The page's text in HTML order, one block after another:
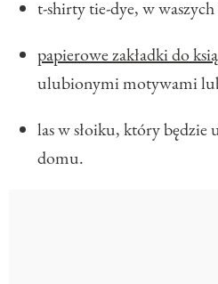
t-shirty tie-dye, w
papierowe zakładki do
ulubionymi motywami
las w słoiku, który
domu.